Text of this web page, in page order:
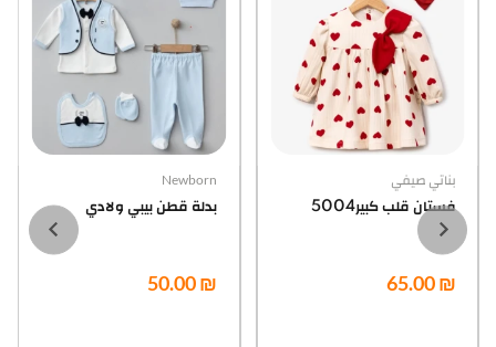
بناتي صيفي
فستان قلب كبير5004
₪ 65.00
Newborn
بدلة قطن بيبي ولادي
₪ 50.00